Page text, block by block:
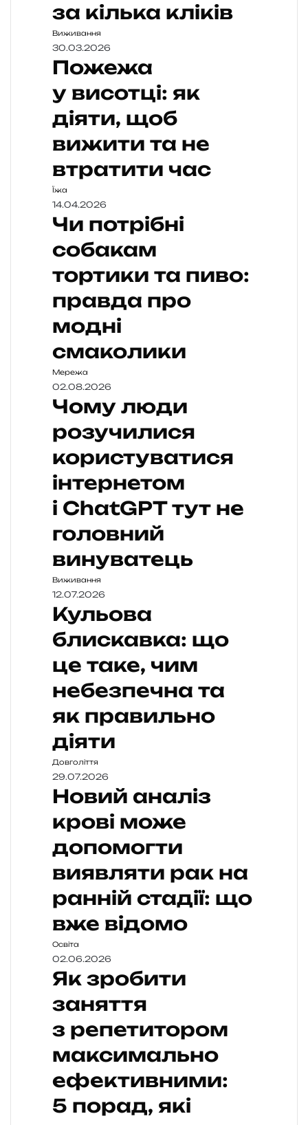
за кілька кліків
Виживання
30.03.2026
Пожежа
у висотці: як
діяти, щоб
вижити та не
втратити час
Їжа
14.04.2026
Чи потрібні
собакам
тортики та пиво:
правда про
модні
смаколики
Мережа
02.08.2026
Чому люди
розучилися
користуватися
інтернетом
і ChatGPT тут не
головний
винуватець
Виживання
12.07.2026
Кульова
блискавка: що
це таке, чим
небезпечна та
як правильно
діяти
Довголіття
29.07.2026
Новий аналіз
крові може
допомогти
виявляти рак на
ранній стадії: що
вже відомо
Освіта
02.06.2026
Як зробити
заняття
з репетитором
максимально
ефективними:
5 порад, які